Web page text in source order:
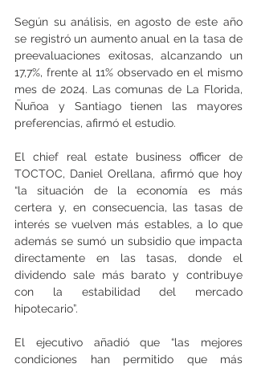
Según su análisis, en agosto de este año
se registró un aumento anual en la tasa de
preevaluaciones exitosas, alcanzando un
17,7%, frente al 11% observado en el mismo
mes de 2024. Las comunas de La Florida,
Ñuñoa y Santiago tienen las mayores
preferencias, afirmó el estudio.
El chief real estate business officer de
TOCTOC, Daniel Orellana, afirmó que hoy
“la situación de la economía es más
certera y, en consecuencia, las tasas de
interés se vuelven más estables, a lo que
además se sumó un subsidio que impacta
directamente en las tasas, donde el
dividendo sale más barato y contribuye
con la estabilidad del mercado
hipotecario”.
El ejecutivo añadió que “las mejores
condiciones han permitido que más